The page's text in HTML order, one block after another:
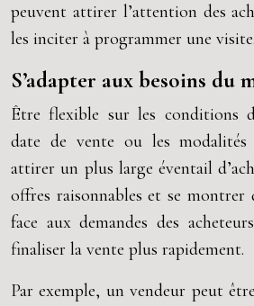
peuvent attirer l’attention des
les inciter à programmer une visite.
S’adapter aux besoins du
Être flexible sur les conditions
date de vente ou les
attirer un plus large éventail
offres raisonnables et se
face aux demandes des
finaliser la vente plus rapidement.
Par exemple, un vendeur peut